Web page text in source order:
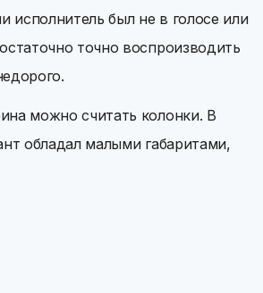
исполнитель был не в голосе или
точно воспроизводить
можно считать колонки. В
обладал малыми габаритами,